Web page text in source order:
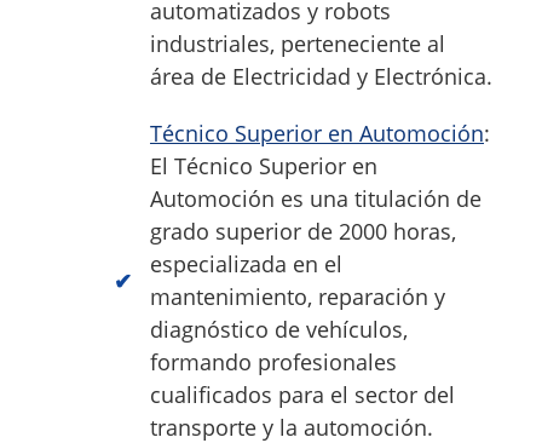
automatizados y robots
industriales, perteneciente al
área de Electricidad y Electrónica.
Técnico Superior en Automoción:
El Técnico Superior en
Automoción es una titulación de
grado superior de 2000 horas,
especializada en el
mantenimiento, reparación y
diagnóstico de vehículos,
formando profesionales
cualificados para el sector del
transporte y la automoción.